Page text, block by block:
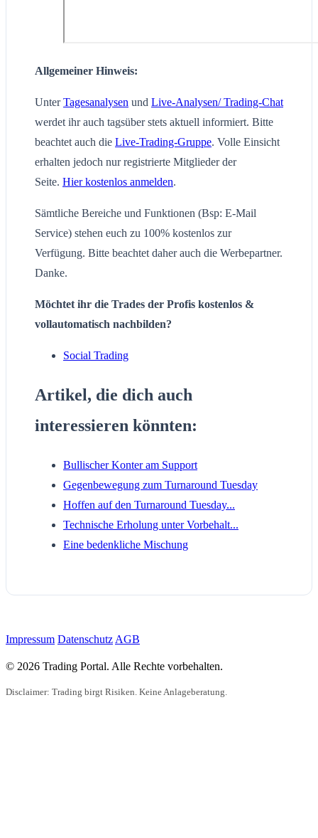
Allgemeiner Hinweis:
UnterTagesanalysen und Live-Analysen/ Trading-Chat
werdet ihr auch tagsüber stets aktuell informiert. Bitte
beachtet auch die Live-Trading-Gruppe. Volle Einsicht
erhalten jedoch nur registrierte Mitglieder der
Seite. Hier kostenlos anmelden.
Sämtliche Bereiche und Funktionen (Bsp: E-Mail
Service) stehen euch zu 100% kostenlos zur
Verfügung. Bitte beachtet daher auch die Werbepartner.
Danke.
Möchtet ihr die Trades der Profis kostenlos &
vollautomatisch nachbilden?
Social Trading
Artikel, die dich auch
interessieren könnten:
Bullischer Konter am Support
Gegenbewegung zum Turnaround Tuesday
Hoffen auf den Turnaround Tuesday...
Technische Erholung unter Vorbehalt...
Eine bedenkliche Mischung
Impressum Datenschutz AGB
© 2026 Trading Portal. Alle Rechte vorbehalten.
Disclaimer: Trading birgt Risiken. Keine Anlageberatung.